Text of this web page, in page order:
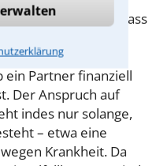
Kinder, sodass
des
Ehepartnern
ein Partner finanziell
Der Anspruch auf
indes nur solange,
– etwa eine
Krankheit. Da